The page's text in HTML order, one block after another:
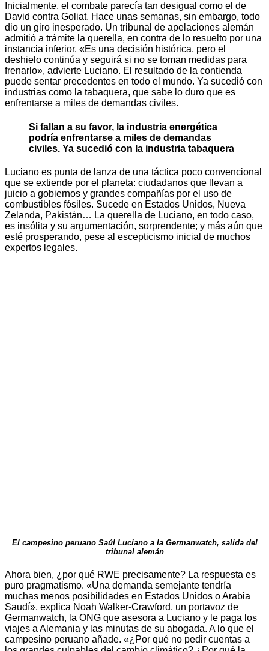
Inicialmente, el combate parecía tan desigual como el de
David contra Goliat. Hace unas semanas, sin embargo, todo
dio un giro inesperado. Un tribunal de apelaciones alemán
admitió a trámite la querella, en contra de lo resuelto por una
instancia inferior. «Es una decisión histórica, pero el
deshielo continúa y seguirá si no se toman medidas para
frenarlo», advierte Luciano. El resultado de la contienda
puede sentar precedentes en todo el mundo. Ya sucedió con
industrias como la tabaquera, que sabe lo duro que es
enfrentarse a miles de demandas civiles.
Si fallan a su favor, la industria energética
podría enfrentarse a miles de demandas
civiles. Ya sucedió con la industria tabaquera
Luciano es punta de lanza de una táctica poco convencional
que se extiende por el planeta: ciudadanos que llevan a
juicio a gobiernos y grandes compañías por el uso de
combustibles fósiles. Sucede en Estados Unidos, Nueva
Zelanda, Pakistán… La querella de Luciano, en todo caso,
es insólita y su argumentación, sorprendente; y más aún que
esté prosperando, pese al escepticismo inicial de muchos
expertos legales.
El campesino peruano Saúl Luciano a la Germanwatch, salida del
tribunal alemán
Ahora bien, ¿por qué RWE precisamente? La respuesta es
puro pragmatismo. «Una demanda semejante tendría
muchas menos posibilidades en Estados Unidos o Arabia
Saudí», explica Noah Walker-Crawford, un portavoz de
Germanwatch, la ONG que asesora a Luciano y le paga los
viajes a Alemania y las minutas de su abogada. A lo que el
campesino peruano añade. «¿Por qué no pedir cuentas a